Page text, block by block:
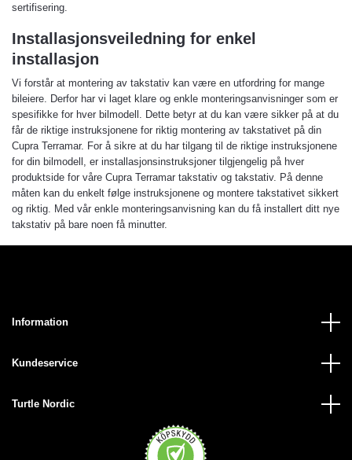
sertifisering.
Installasjonsveiledning for enkel
installasjon
Vi forstår at montering av takstativ kan være en utfordring for mange
bileiere. Derfor har vi laget klare og enkle monteringsanvisninger som er
spesifikke for hver bilmodell. Dette betyr at du kan være sikker på at du
får de riktige instruksjonene for riktig montering av takstativet på din
Cupra Terramar. For å sikre at du har tilgang til de riktige instruksjonene
for din bilmodell, er installasjonsinstruksjoner tilgjengelig på hver
produktside for våre Cupra Terramar takstativ og takstativ. På denne
måten kan du enkelt følge instruksjonene og montere takstativet sikkert
og riktig. Med vår enkle monteringsanvisning kan du få installert ditt nye
takstativ på bare noen få minutter.
Information
Kundeservice
Turtle Nordic